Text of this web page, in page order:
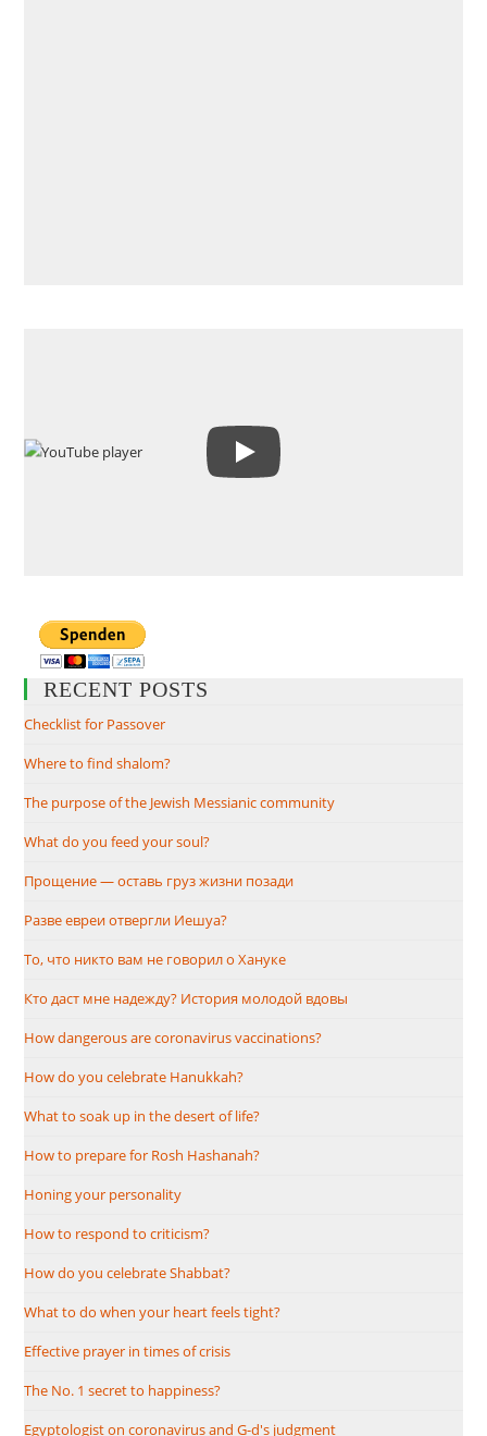
RECENT POSTS
Checklist for Passover
Where to find shalom?
The purpose of the Jewish Messianic community
What do you feed your soul?
Прощение — оставь груз жизни позади
Разве евреи отвергли Иешуа?
То, что никто вам не говорил о Хануке
Кто даст мне надежду? История молодой вдовы
How dangerous are coronavirus vaccinations?
How do you celebrate Hanukkah?
What to soak up in the desert of life?
How to prepare for Rosh Hashanah?
Honing your personality
How to respond to criticism?
How do you celebrate Shabbat?
What to do when your heart feels tight?
Effective prayer in times of crisis
The No. 1 secret to happiness?
Egyptologist on coronavirus and G-d's judgment